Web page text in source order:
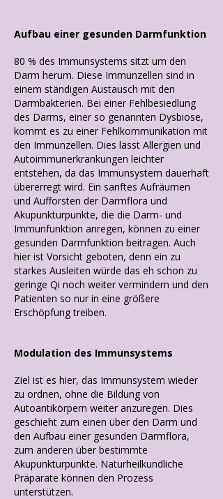
Aufbau einer gesunden Darmfunktion
80 % des Immunsystems sitzt um den
Darm herum. Diese Immunzellen sind in
einem ständigen Austausch mit den
Darmbakterien. Bei einer Fehlbesiedlung
des Darms, einer so genannten Dysbiose,
kommt es zu einer Fehlkommunikation mit
den Immunzellen. Dies lässt Allergien und
Autoimmunerkrankungen leichter
entstehen, da das Immunsystem dauerhaft
übererregt wird. Ein sanftes Aufräumen
und Aufforsten der Darmflora und
Akupunkturpunkte, die die Darm- und
Immunfunktion anregen, können zu einer
gesunden Darmfunktion beitragen. Auch
hier ist Vorsicht geboten, denn ein zu
starkes Ausleiten würde das eh schon zu
geringe Qi noch weiter vermindern und den
Patienten so nur in eine größere
Erschöpfung treiben.
Modulation des Immunsystems
Ziel ist es hier, das Immunsystem wieder
zu ordnen, ohne die Bildung von
Autoantikörpern weiter anzuregen. Dies
geschieht zum einen über den Darm und
den Aufbau einer gesunden Darmflora,
zum anderen über bestimmte
Akupunkturpunkte. Naturheilkundliche
Präparate können den Prozess
unterstützen.